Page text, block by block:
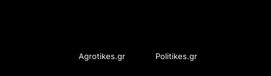
Agrotikes.gr Politikes.gr